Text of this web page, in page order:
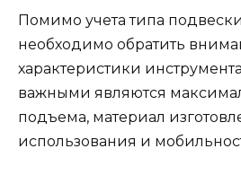
Помимо учета типа
необходимо обратить
характеристики
важными являются
подъема, материал
использования и